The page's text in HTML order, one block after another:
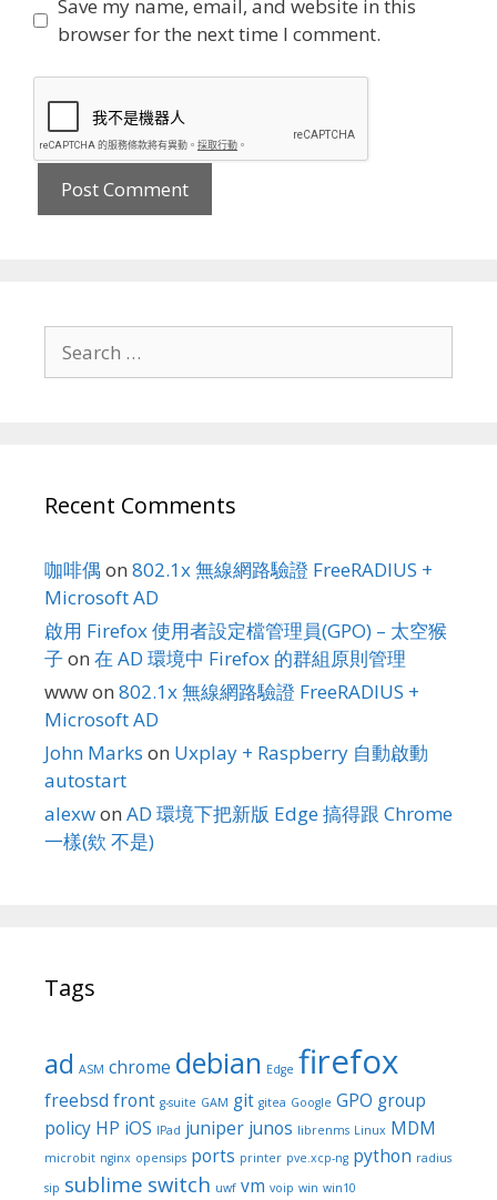
Save my name, email, and website in this
browser for the next time I comment.
for:
Recent Comments
咖啡偶 on 802.1x 無線網路驗證 FreeRADIUS +
Microsoft AD
啟用 Firefox 使用者設定檔管理員(GPO) – 太空猴
子 on 在 AD 環境中 Firefox 的群組原則管理
wwwon 802.1x 無線網路驗證 FreeRADIUS +
Microsoft AD
John Marks on Uxplay + Raspberry 自動啟動
autostart
alexwon AD 環境下把新版 Edge 搞得跟 Chrome
一樣(欸 不是)
Tags
ad ASM chrome debian Edge firefox
freebsd front g-suite GAM git gitea Google GPO group
policy HP iOS IPad juniper junos librenms Linux MDM
microbit nginx opensips ports printer pve.xcp-ng python radius
sip sublime switch uwf vm voip win win10